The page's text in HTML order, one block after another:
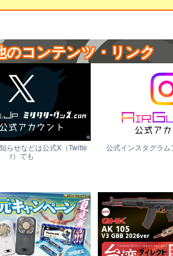
のコンテンツ・リンク
らせなどは公式X（Twitte
r）でも
公式インスタグラム